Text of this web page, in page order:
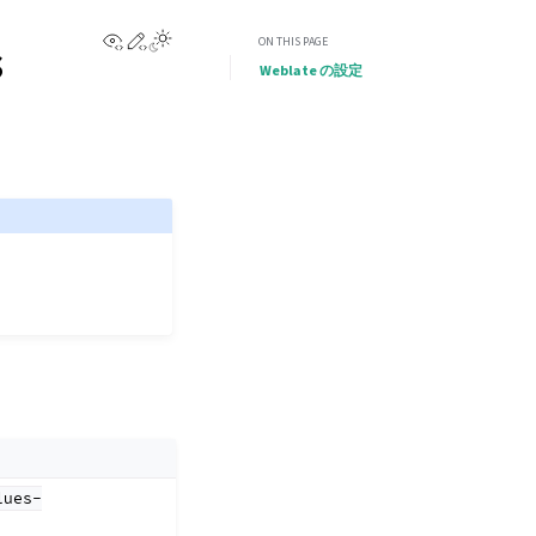
View this page
Edit this page
Toggle Light / Dark / Auto color theme
ON THIS PAGE
Weblate の設定